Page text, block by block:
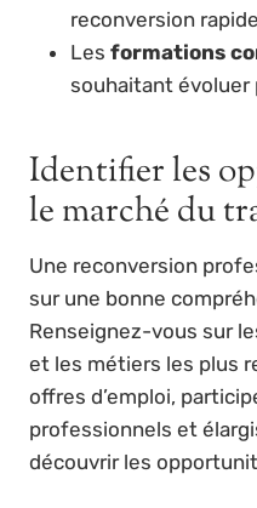
reconversion
Les formations
souhaitant
Identifier les
le marché du
Une reconversion
sur une bonne
Renseignez-vous sur
et les métiers les plus
offres d’emploi,
professionnels et
découvrir les